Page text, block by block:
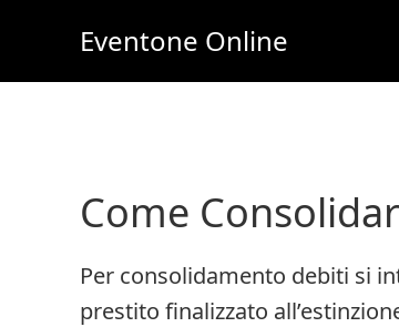
main
primary
Eventone Online
e
Online
Come
Per consolidamento debiti si
prestito finalizzato